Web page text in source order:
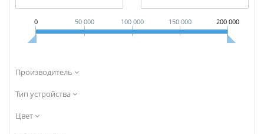
0 50 000 100 000 150 000 200 000
Производитель
Тип устройства
Цвет